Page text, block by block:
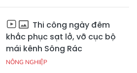
Thi công ngày đêm
khắc phục sạt lở, vỡ cục bộ
mái kênh Sông Rác
NÔNG NGHIỆP